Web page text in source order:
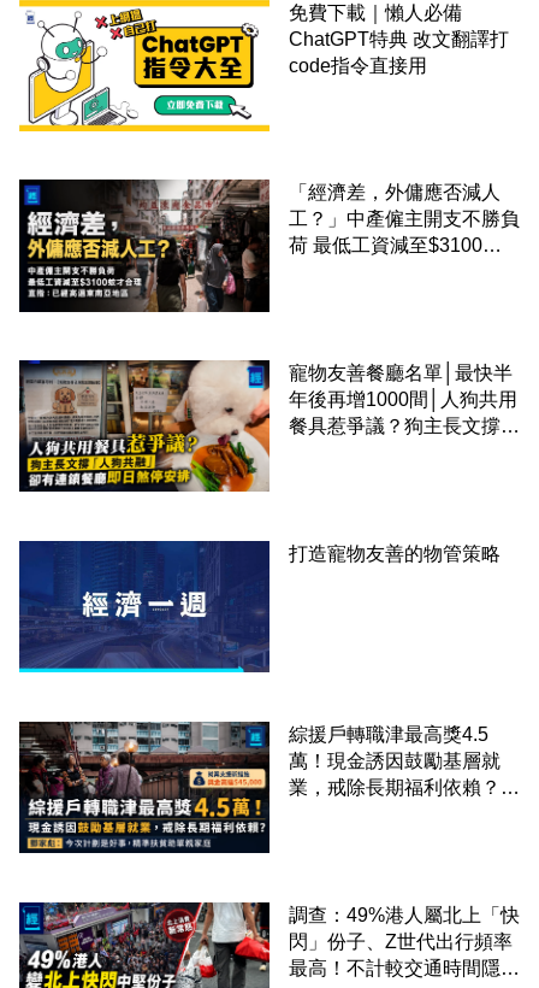
免費下載｜懶人必備
ChatGPT特典 改文翻譯打
code指令直接用
「經濟差，外傭應否減人
工？」中產僱主開支不勝負
荷 最低工資減至$3100蚊
寵物友善餐廳名單│最快半
年後再增1000間│人狗共用
餐具惹爭議？狗主長文撐
打造寵物友善的物管策略
綜援戶轉職津最高獎4.5
萬！現金誘因鼓勵基層就
業，戒除長期福利依賴？鄧
調查：49%港人屬北上「快
閃」份子、Z世代出行頻率
最高！不計較交通時間隱形